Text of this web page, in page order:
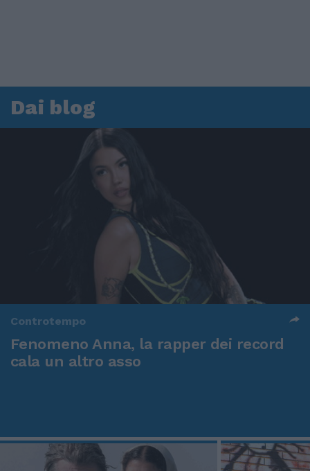
Dai blog
Controtempo
Fenomeno Anna, la rapper dei record
cala un altro asso